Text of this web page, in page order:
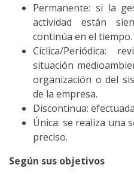
Permanente: si la
actividad están
continúa en el
Cíclica/Periódica:
situación
organización o del
de la empresa.
Discontinua:
Única: se realiza una
preciso.
Según sus objetivos